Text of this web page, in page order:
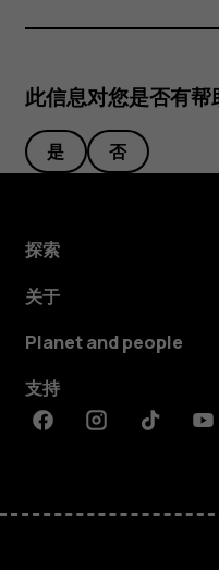
此信息对您是否有帮
是 否
探索
关于
Planet and people
支持
FacebookInstagramTiktok